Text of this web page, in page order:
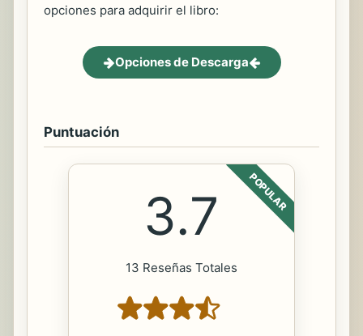
opciones para adquirir el libro:
Opciones de Descarga
Puntuación
POPULAR
3.7
13 Reseñas Totales